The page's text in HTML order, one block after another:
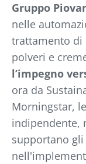
Gruppo
nelle
trattamento di
polveri e
l’impegno
ora da
Morningstar,
indipendente,
supportano